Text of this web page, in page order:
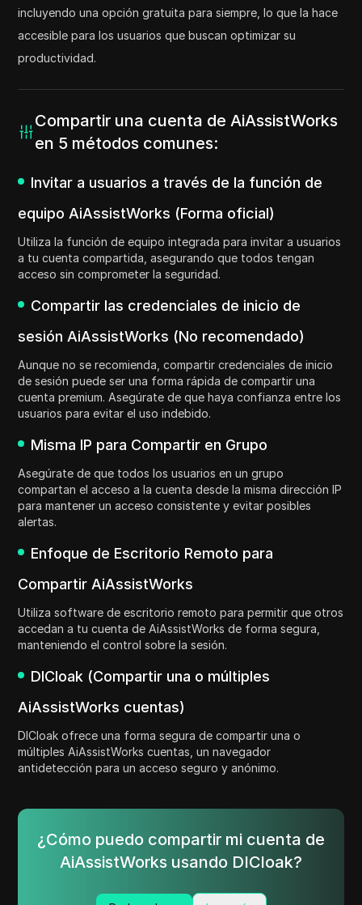
incluyendo una opción gratuita para siempre, lo que la hace
accesible para los usuarios que buscan optimizar su
productividad.
Compartir una cuenta de AiAssistWorks
en 5 métodos comunes:
Invitar a usuarios a través de la función de
equipo AiAssistWorks (Forma oficial)
Utiliza la función de equipo integrada para invitar a usuarios
a tu cuenta compartida, asegurando que todos tengan
acceso sin comprometer la seguridad.
Compartir las credenciales de inicio de
sesión AiAssistWorks (No recomendado)
Aunque no se recomienda, compartir credenciales de inicio
de sesión puede ser una forma rápida de compartir una
cuenta premium. Asegúrate de que haya confianza entre los
usuarios para evitar el uso indebido.
Misma IP para Compartir en Grupo
Asegúrate de que todos los usuarios en un grupo
compartan el acceso a la cuenta desde la misma dirección IP
para mantener un acceso consistente y evitar posibles
alertas.
Enfoque de Escritorio Remoto para
Compartir AiAssistWorks
Utiliza software de escritorio remoto para permitir que otros
accedan a tu cuenta de AiAssistWorks de forma segura,
manteniendo el control sobre la sesión.
DICloak (Compartir una o múltiples
AiAssistWorks cuentas)
DICloak ofrece una forma segura de compartir una o
múltiples AiAssistWorks cuentas, un navegador
antidetección para un acceso seguro y anónimo.
¿Cómo puedo compartir mi cuenta de
AiAssistWorks usando DICloak?